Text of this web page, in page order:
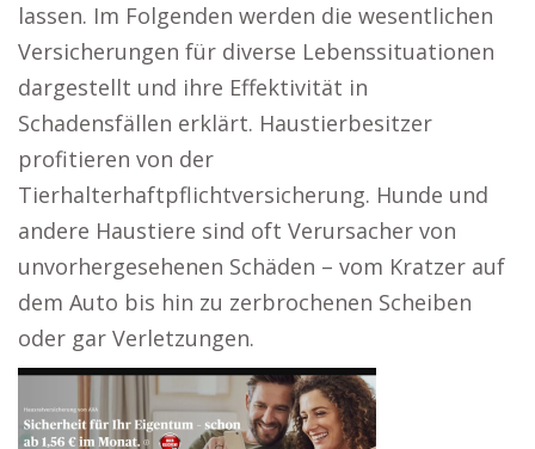
lassen. Im Folgenden werden die wesentlichen
Versicherungen für diverse Lebenssituationen
dargestellt und ihre Effektivität in
Schadensfällen erklärt. Haustierbesitzer
profitieren von der
Tierhalterhaftpflichtversicherung. Hunde und
andere Haustiere sind oft Verursacher von
unvorhergesehenen Schäden – vom Kratzer auf
dem Auto bis hin zu zerbrochenen Scheiben
oder gar Verletzungen.